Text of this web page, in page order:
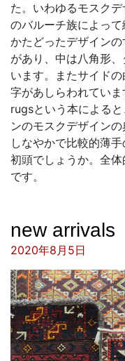
た。いわゆるモスク
のバルーチ族によっ
かたどったデザイン
があり、中は八角形
います。またサイド
字があしらわれてい
rugsという本による
ンのモスクデザイン
しなやかで比較的薄
初頭でしょうか。全
です。
new arrivals
投稿日:
2020年8月5日